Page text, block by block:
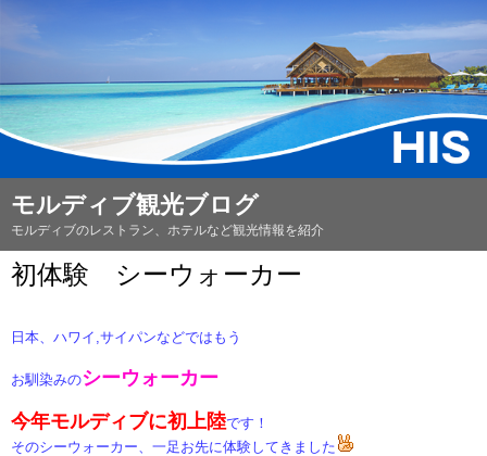
モルディブ観光ブログ
モルディブのレストラン、ホテルなど観光情報を紹介
初体験 シーウォーカー
日本、ハワイ,サイパンなどではもう
お馴染みのシーウォーカー
今年モルディブに初上陸です！
そのシーウォーカー、一足お先に体験してきました